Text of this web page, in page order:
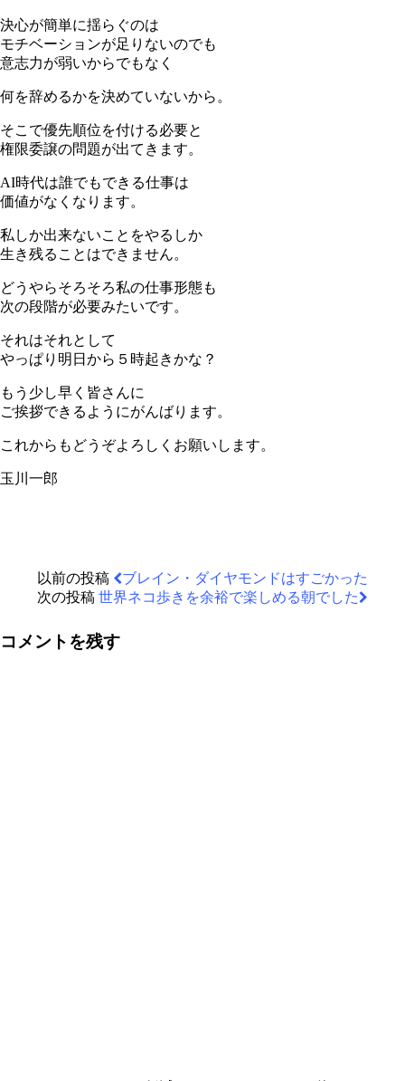
決心が簡単に揺らぐのは
モチベーションが足りないのでも
意志力が弱いからでもなく
何を辞めるかを決めていないから。
そこで優先順位を付ける必要と
権限委譲の問題が出てきます。
AI時代は誰でもできる仕事は
価値がなくなります。
私しか出来ないことをやるしか
生き残ることはできません。
どうやらそろそろ私の仕事形態も
次の段階が必要みたいです。
それはそれとして
やっぱり明日から５時起きかな？
もう少し早く皆さんに
ご挨拶できるようにがんばります。
これからもどうぞよろしくお願いします。
玉川一郎
以前の投稿
ブレイン・ダイヤモンドはすごかった
次の投稿 世界ネコ歩きを余裕で楽しめる朝でした
コメントを残す